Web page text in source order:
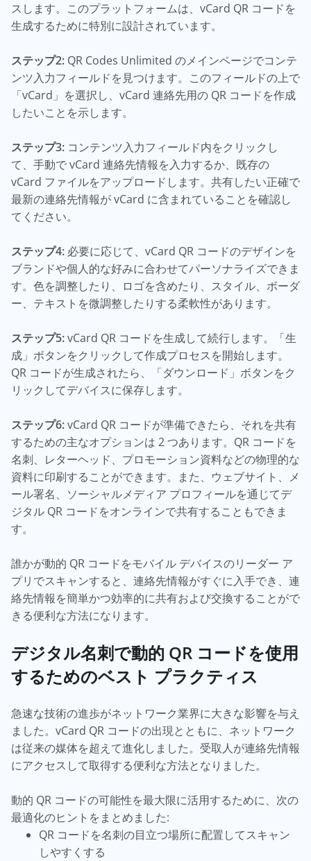
スします。このプラットフォームは、vCard QR コードを
生成するために特別に設計されています。
ステップ2: QR Codes Unlimited のメインページでコンテ
ンツ入力フィールドを見つけます。このフィールドの上で
「vCard」を選択し、vCard 連絡先用の QR コードを作成
したいことを示します。
ステップ3: コンテンツ入力フィールド内をクリックし
て、手動で vCard 連絡先情報を入力するか、既存の
vCard ファイルをアップロードします。共有したい正確で
最新の連絡先情報が vCard に含まれていることを確認し
てください。
ステップ4: 必要に応じて、vCard QR コードのデザインを
ブランドや個人的な好みに合わせてパーソナライズできま
す。色を調整したり、ロゴを含めたり、スタイル、ボーダ
ー、テキストを微調整したりする柔軟性があります。
ステップ5:vCard QR コードを生成して続行します。「生
成」ボタンをクリックして作成プロセスを開始します。
QR コードが生成されたら、「ダウンロード」ボタンをク
リックしてデバイスに保存します。
ステップ6:vCard QR コードが準備できたら、それを共有
するための主なオプションは 2 つあります。QR コードを
名刺、レターヘッド、プロモーション資料などの物理的な
資料に印刷することができます。また、ウェブサイト、メ
ール署名、ソーシャルメディア プロフィールを通じてデ
ジタル QR コードをオンラインで共有することもできま
す。
誰かが動的 QR コードをモバイル デバイスのリーダー ア
プリでスキャンすると、連絡先情報がすぐに入手でき、連
絡先情報を簡単かつ効率的に共有および交換することがで
きる便利な方法になります。
デジタル名刺で動的 QR コードを使用
するためのベスト プラクティス
急速な技術の進歩がネットワーク業界に大きな影響を与え
ました。vCard QR コードの出現とともに、ネットワーク
は従来の媒体を超えて進化しました。受取人が連絡先情報
にアクセスして取得する便利な方法となりました。
動的 QR コードの可能性を最大限に活用するために、次の
最適化のヒントをまとめました:
QR コードを名刺の目立つ場所に配置してスキャン
しやすくする